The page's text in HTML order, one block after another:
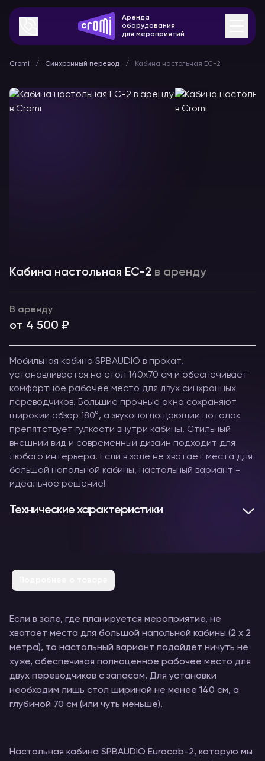
Аренда
оборудования
для мероприятий
Cromi Синхронный перевод Кабина настольная ЕС-2
Кабина настольная ЕС-2 в аренду
В аренду
от 4 500 ₽
Мобильная кабина SPBAUDIO в прокат,
устанавливается на стол 140х70 см и обеспечивает
комфортное рабочее место для двух синхронных
переводчиков. Большие прочные окна сохраняют
широкий обзор 180°, а звукопоглощающий потолок
препятствует гулкости внутри кабины. Стильный
внешний вид и современный дизайн подходит для
любого интерьера. Если в зале не хватает места для
большой напольной кабины, настольный вариант -
идеальное решение!
Технические характеристики
Если в зале, где планируется мероприятие, не
хватает места для большой напольной кабины (2 х 2
метра), то настольный вариант подойдет ничуть не
хуже, обеспечивая полноценное рабочее место для
двух переводчиков с запасом. Для установки
необходим лишь стол шириной не менее 140 см, а
глубиной 70 см (или чуть меньше).
Настольная кабина SPBAUDIO Eurocab-2, которую мы